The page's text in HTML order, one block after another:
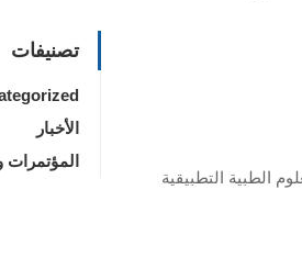
الطبية التطبيقية
تصنيفات
الأخبار
المؤتمرات